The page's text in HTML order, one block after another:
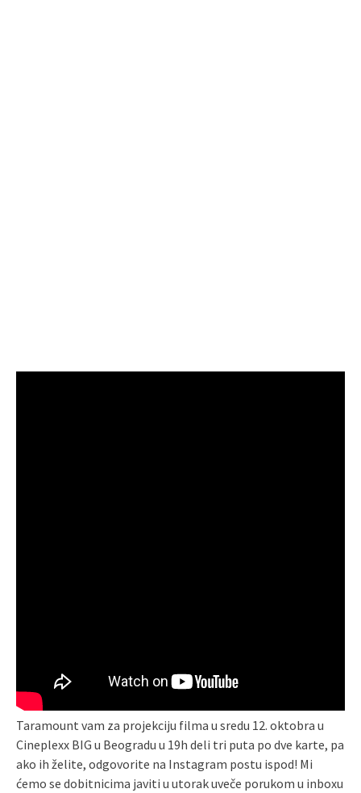
Taramount vam za projekciju filma u sredu 12. oktobra u
Cineplexx BIG u Beogradu u 19h deli tri puta po dve karte, pa
ako ih želite, odgovorite na Instagram postu ispod! Mi
ćemo se dobitnicima javiti u utorak uveče porukom u inboxu